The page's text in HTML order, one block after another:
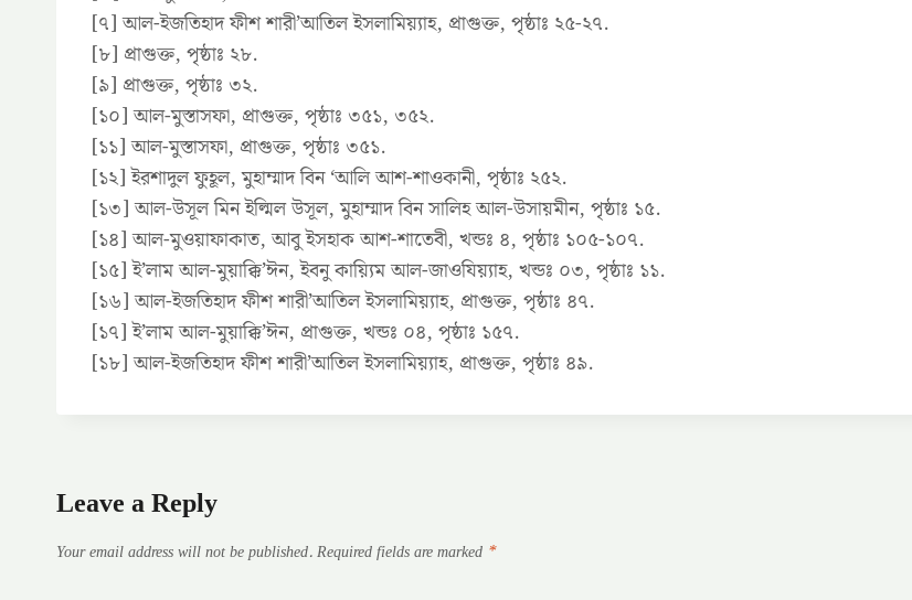
[৭] আল-ইজতিহাদ ফীশ শারী’আতিল ইসলামিয়্যাহ, প্রাগুক্ত, পৃষ্ঠাঃ ২৫-২৭.
[৮] প্রাগুক্ত, পৃষ্ঠাঃ ২৮.
[৯] প্রাগুক্ত, পৃষ্ঠাঃ ৩২.
[১০] আল-মুস্তাসফা, প্রাগুক্ত, পৃষ্ঠাঃ ৩৫১, ৩৫২.
[১১] আল-মুস্তাসফা, প্রাগুক্ত, পৃষ্ঠাঃ ৩৫১.
[১২] ইরশাদুল ফুহূল, মুহাম্মাদ বিন ‘আলি আশ-শাওকানী, পৃষ্ঠাঃ ২৫২.
[১৩] আল-উসূল মিন ইল্মিল উসূল, মুহাম্মাদ বিন সালিহ আল-উসায়মীন, পৃষ্ঠাঃ ১৫.
[১৪] আল-মুওয়াফাকাত, আবু ইসহাক আশ-শাতেবী, খন্ডঃ ৪, পৃষ্ঠাঃ ১০৫-১০৭.
[১৫] ই’লাম আল-মুয়াক্কি’ঈন, ইবনু কায়্যিম আল-জাওযিয়্যাহ, খন্ডঃ ০৩, পৃষ্ঠাঃ ১১.
[১৬] আল-ইজতিহাদ ফীশ শারী’আতিল ইসলামিয়্যাহ, প্রাগুক্ত, পৃষ্ঠাঃ ৪৭.
[১৭] ই’লাম আল-মুয়াক্কি’ঈন, প্রাগুক্ত, খন্ডঃ ০৪, পৃষ্ঠাঃ ১৫৭.
[১৮] আল-ইজতিহাদ ফীশ শারী’আতিল ইসলামিয়্যাহ, প্রাগুক্ত, পৃষ্ঠাঃ ৪৯.
Leave a Reply
Your email address will not be published.Required fields are marked *